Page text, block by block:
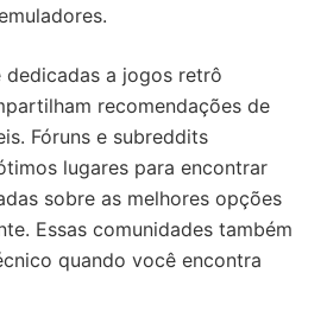
dedicadas a jogos retrô
recomendações de
Fóruns e subreddits
lugares para encontrar
sobre as melhores opções
Essas comunidades também
quando você encontra